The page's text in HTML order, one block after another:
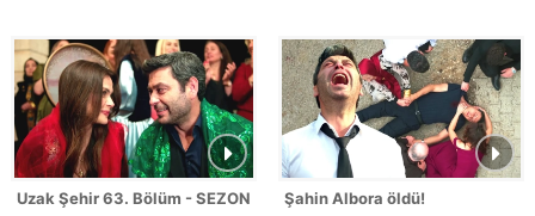
Uzak Şehir 63. Bölüm - SEZON FİNALİŞahin Albora öldü!